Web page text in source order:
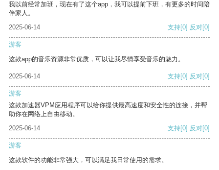
我以前经常加班，现在有了这个app，我可以提前下班，有更多的时间陪
伴家人。
2025-06-14
支持[0] 反对[0]
游客
这款app的音乐资源非常优质，可以让我尽情享受音乐的魅力。
2025-06-14 支持[0] 反对[0]
游客
这款加速器VPM应用程序可以给你提供最高速度和安全性的连接，并帮
助你在网络上自由移动。
2025-06-14
支持[0] 反对[0]
游客
这款软件的功能非常强大，可以满足我日常使用的需求。